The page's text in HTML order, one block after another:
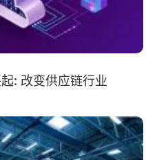
: 改变供应链行业